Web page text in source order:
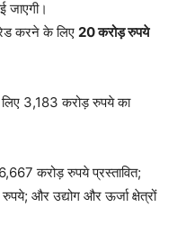
जाएगी।
करने के लिए 20 करोड़ रुपये
लिए 3,183 करोड़ रुपये का
करोड़ रुपये प्रस्तावित;
और उद्योग और ऊर्जा क्षेत्रों